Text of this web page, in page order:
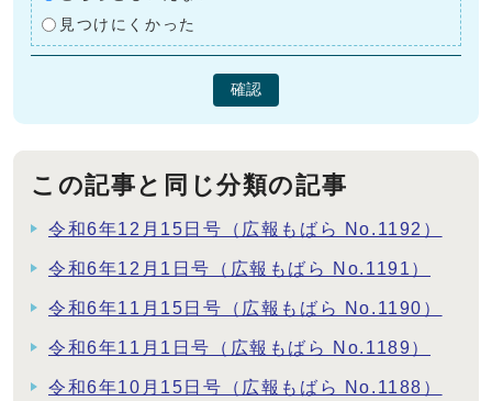
見つけにくかった
確認
この記事と同じ分類の記事
令和6年12月15日号（広報もばら No.1192）
令和6年12月1日号（広報もばら No.1191）
令和6年11月15日号（広報もばら No.1190）
令和6年11月1日号（広報もばら No.1189）
令和6年10月15日号（広報もばら No.1188）